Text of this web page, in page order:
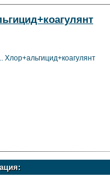
Хлор+альгицид+коагулянт